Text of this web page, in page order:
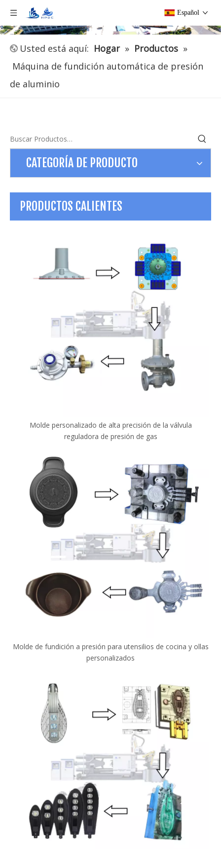
Español
Usted está aquí: Hogar » Productos »
Máquina de fundición automática de presión
de aluminio
CATEGORÍA DE PRODUCTO
PRODUCTOS CALIENTES
Molde personalizado de alta precisión de la válvula
reguladora de presión de gas
Molde de fundición a presión para utensilios de cocina y ollas
personalizados